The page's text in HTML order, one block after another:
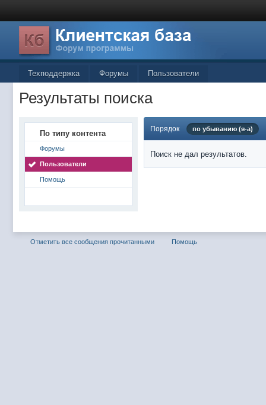
Техподдержка Форумы Пользователи
Результаты поиска
По типу контента
Форумы
Пользователи
Помощь
Порядок по убыванию (я-а)
Поиск не дал результатов.
Отметить все сообщения прочитанными Помощь